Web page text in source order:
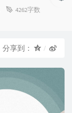
4262字数
分享到：